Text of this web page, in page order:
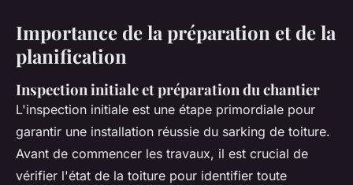
Importance de la préparation et de la
planification
Inspection initiale et préparation du chantier
L'inspection initiale est une étape primordiale pour
garantir une installation réussie du sarking de toiture.
Avant de commencer les travaux, il est crucial de
vérifier l'état de la toiture pour identifier toute